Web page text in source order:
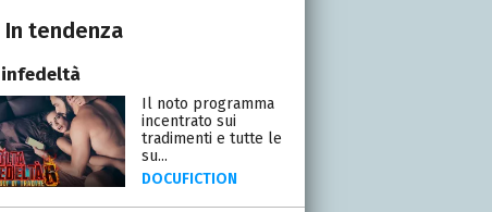
In tendenza
Il noto programma
incentrato sui
tradimenti e tutte le
su...
DOCUFICTION